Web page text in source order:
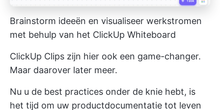
Brainstorm ideeën en visualiseer werkstromen
met behulp van het ClickUp Whiteboard
ClickUp Clips zijn hier ook een game-changer.
Maar daarover later meer.
Nu u de best practices onder de knie hebt, is
het tijd om uw productdocumentatie tot leven